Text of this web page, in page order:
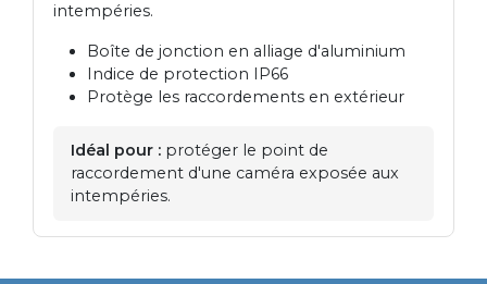
intempéries.
Boîte de jonction en alliage d'aluminium
Indice de protection IP66
Protège les raccordements en extérieur
Idéal pour : protéger le point de
raccordement d'une caméra exposée aux
intempéries.